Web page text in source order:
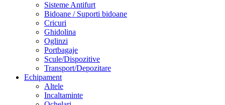
Sisteme Antifurt
Bidoane / Suporti bidoane
Cricuri
Ghidolina
Oglinzi
Portbagaje
Scule/Dispozitive
Transport/Depozitare
Echipament
Altele
Incaltaminte